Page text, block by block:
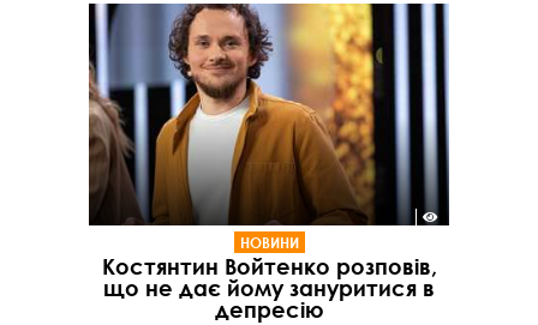
НОВИНИ
Костянтин Войтенко розповів,
що не дає йому зануритися в
депресію